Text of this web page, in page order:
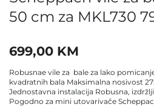
50 cm za MKL730
699,00 KM
Robusnae vile za bale za lako
kvadratnih bala Maksimalna nosivost
Jednostavna instalacija Robusna,
Pogodno za mini utovarivače